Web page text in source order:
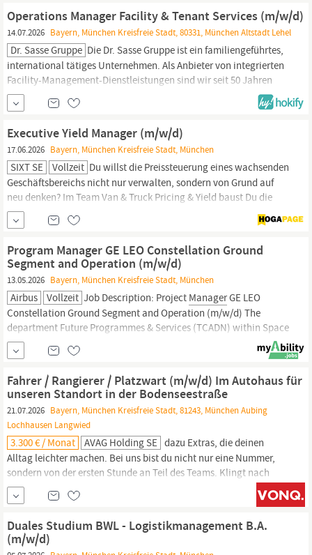
Operations Manager Facility & Tenant Services (m/w/d)
14.07.2026 Bayern, München Kreisfreie Stadt, 80331, München Altstadt Lehel
Dr. Sasse Gruppe Die Dr. Sasse Gruppe ist ein familiengeführtes,
international tätiges Unternehmen. Als Anbieter von integrierten
Facility-Management-Dienstleistungen sind wir seit 50 Jahren
Kompetenzpartner für die Immobilienwirtschaft, Industrie- und
Freizeitunternehmen, den Handel sowie für das Luftverkehrs- und
Executive Yield Manager (m/w/d)
17.06.2026 Bayern, München Kreisfreie Stadt, München
SIXT SE Vollzeit Du willst die Preissteuerung eines wachsenden
Geschäftsbereichs nicht nur verwalten, sondern von Grund auf
neu denken? Im Team Van & Truck Pricing & Yield baust Du die
nächste Generation der Yield-Steuerung für unsere
Transporter-
und Lkw-Vermietung — von der ersten Idee bis in den produktiven
gestaltungsstarken Executive YieldManager(m/w/d) für Van &
Program Manager GE LEO Constellation Ground
Segment and Operation (m/w/d)
13.05.2026 Bayern, München Kreisfreie Stadt, München
Airbus Vollzeit Job Description: Project ManagerGE LEO
Constellation Ground Segment and Operation (m/w/d) The
department Future Programmes & Services (TCADN) within Space
Digital (DACH) is responsible for implementation of satellite
communication projects with a strong operation / service focus,
as well as business development in close relation with sales.
Fahrer / Rangierer / Platzwart (m/w/d) Im Autohaus für
unseren Standort in der Bodenseestraße
21.07.2026 Bayern, München Kreisfreie Stadt, 81243, München Aubing
Lochhausen Langwied
3.300 € / Monat AVAG Holding SE dazu Extras, die deinen
Alltag leichter machen. Bei uns bist du nicht nur eine Nummer,
sondern von der ersten Stunde an Teil des Teams. Klingt nach
deinem neuen Job? Dann freuen wir uns auf deine Bewerbung. Die
Anstellung erfolgt über die AMF Kuttendreier GmbH für den
Autohäuser –Münchensgrößte Autoauswahl. Hier...
Duales Studium BWL - Logistikmanagement B.A.
(m/w/d)